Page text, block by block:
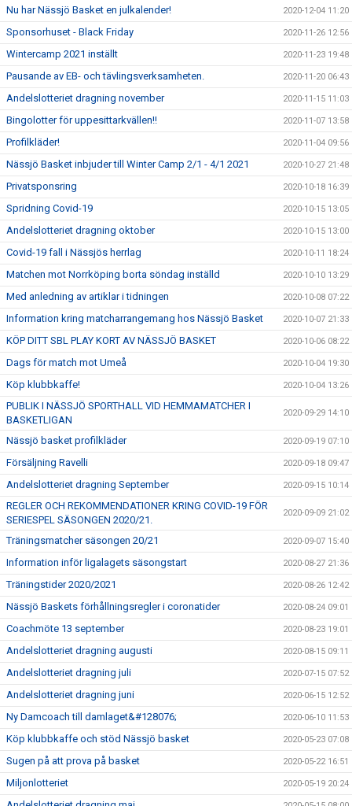
Nu har Nässjö Basket en julkalender! 2020-12-04 11:20
Sponsorhuset - Black Friday 2020-11-26 12:56
Wintercamp 2021 inställt 2020-11-23 19:48
Pausande av EB- och tävlingsverksamheten. 2020-11-20 06:43
Andelslotteriet dragning november 2020-11-15 11:03
Bingolotter för uppesittarkvällen!! 2020-11-07 13:58
Profilkläder! 2020-11-04 09:56
Nässjö Basket inbjuder till Winter Camp 2/1 - 4/1 2021 2020-10-27 21:48
Privatsponsring 2020-10-18 16:39
Spridning Covid-19 2020-10-15 13:05
Andelslotteriet dragning oktober 2020-10-15 13:00
Covid-19 fall i Nässjös herrlag 2020-10-11 18:24
Matchen mot Norrköping borta söndag inställd 2020-10-10 13:29
Med anledning av artiklar i tidningen 2020-10-08 07:22
Information kring matcharrangemang hos Nässjö Basket 2020-10-07 21:33
KÖP DITT SBL PLAY KORT AV NÄSSJÖ BASKET 2020-10-06 08:22
Dags för match mot Umeå 2020-10-04 19:30
Köp klubbkaffe! 2020-10-04 13:26
PUBLIK I NÄSSJÖ SPORTHALL VID HEMMAMATCHER I
BASKETLIGAN
2020-09-29 14:10
Nässjö basket profilkläder 2020-09-19 07:10
Försäljning Ravelli 2020-09-18 09:47
Andelslotteriet dragning September 2020-09-15 10:14
REGLER OCH REKOMMENDATIONER KRING COVID-19 FÖR
SERIESPEL SÄSONGEN 2020/21.
2020-09-09 21:02
Träningsmatcher säsongen 20/21 2020-09-07 15:40
Information inför ligalagets säsongstart 2020-08-27 21:36
Träningstider 2020/2021 2020-08-26 12:42
Nässjö Baskets förhållningsregler i coronatider 2020-08-24 09:01
Coachmöte 13 september 2020-08-23 19:01
Andelslotteriet dragning augusti 2020-08-15 09:11
Andelslotteriet dragning juli 2020-07-15 07:52
Andelslotteriet dragning juni 2020-06-15 12:52
Ny Damcoach till damlaget&#128076; 2020-06-10 11:53
Köp klubbkaffe och stöd Nässjö basket 2020-05-23 07:08
Sugen på att prova på basket 2020-05-22 16:51
Miljonlotteriet 2020-05-19 20:24